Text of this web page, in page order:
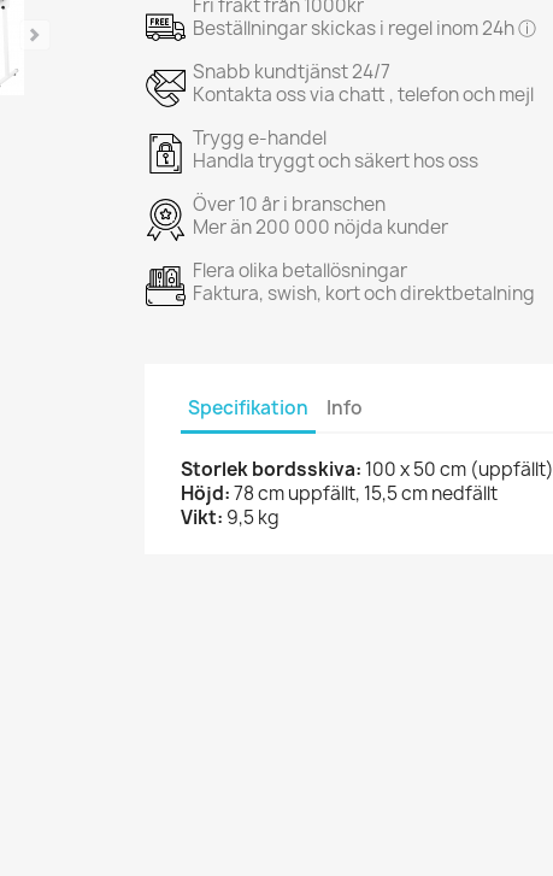
Beställningar skickas i regel inom 24h ⓘ
Snabb kundtjänst 24/7
Kontakta oss via chatt , telefon och mejl
Trygg e-handel
Handla tryggt och säkert hos oss
Över 10 år i branschen
Mer än 200 000 nöjda kunder
Flera olika betallösningar
Faktura, swish, kort och direktbetalning
Specifikation Info
Storlek bordsskiva: 100 x 50 cm (uppfällt)
Höjd:78 cm uppfällt, 15,5 cm nedfällt
Vikt: 9,5 kg